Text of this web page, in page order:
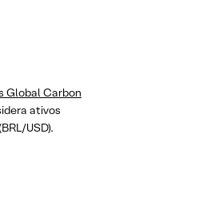
Global Carbon
ativos
USD).